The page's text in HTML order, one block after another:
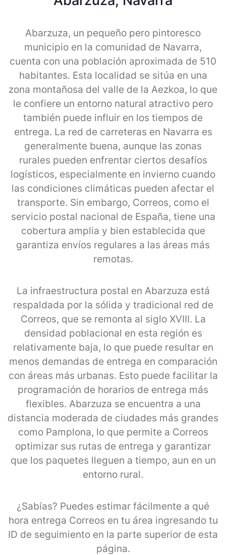
Abarzuza, un pequeño pero pintoresco
municipio en la comunidad de Navarra,
cuenta con una población aproximada de 510
habitantes. Esta localidad se sitúa en una
zona montañosa del valle de la Aezkoa, lo que
le confiere un entorno natural atractivo pero
también puede influir en los tiempos de
entrega. La red de carreteras en Navarra es
generalmente buena, aunque las zonas
rurales pueden enfrentar ciertos desafíos
logísticos, especialmente en invierno cuando
las condiciones climáticas pueden afectar el
transporte. Sin embargo, Correos, como el
servicio postal nacional de España, tiene una
cobertura amplia y bien establecida que
garantiza envíos regulares a las áreas más
remotas.
La infraestructura postal en Abarzuza está
respaldada por la sólida y tradicional red de
Correos, que se remonta al siglo XVIII. La
densidad poblacional en esta región es
relativamente baja, lo que puede resultar en
menos demandas de entrega en comparación
con áreas más urbanas. Esto puede facilitar la
programación de horarios de entrega más
flexibles. Abarzuza se encuentra a una
distancia moderada de ciudades más grandes
como Pamplona, lo que permite a Correos
optimizar sus rutas de entrega y garantizar
que los paquetes lleguen a tiempo, aun en un
entorno rural.
¿Sabías? Puedes estimar fácilmente a qué
hora entrega Correos en tu área ingresando tu
ID de seguimiento en la parte superior de esta
página.